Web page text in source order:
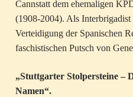
Cannstatt dem ehemaligen
(1908-2004). Als Interbrigadist
Verteidigung der Spanischen
faschistischen Putsch von
„Stuttgarter Stolpersteine –
Namen“.